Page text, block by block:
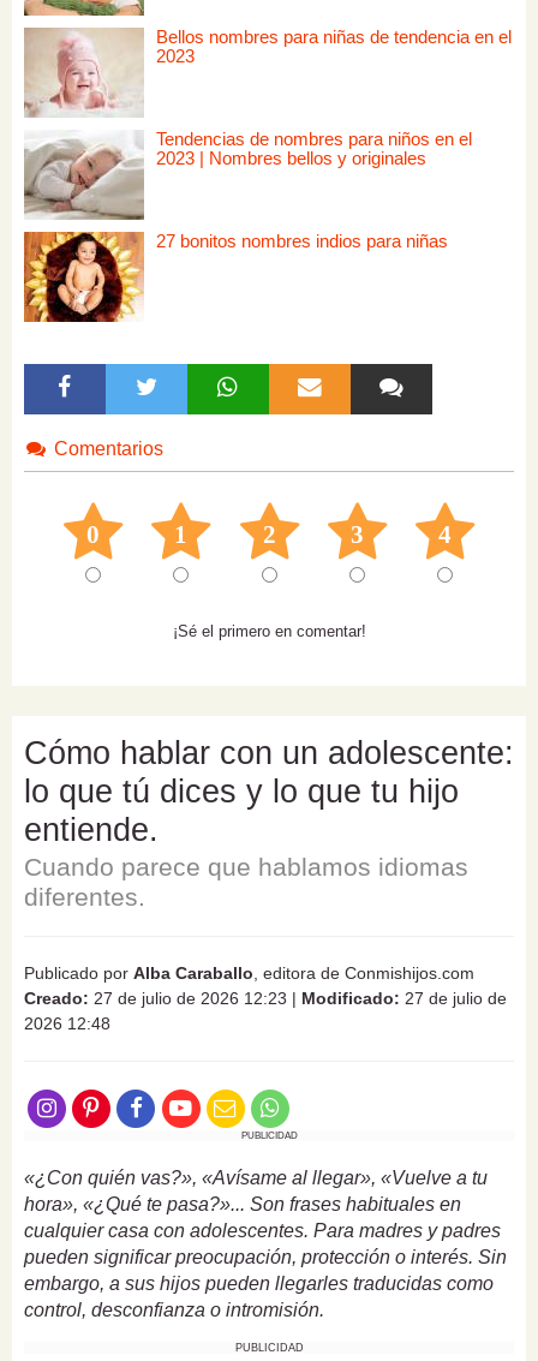
Bellos nombres para niñas de tendencia en el
2023
Tendencias de nombres para niños en el
2023 | Nombres bellos y originales
27 bonitos nombres indios para niñas
Comentarios
0 1 2 3 4
¡Sé el primero en comentar!
Cómo hablar con un adolescente:
lo que tú dices y lo que tu hijo
entiende.
Cuando parece que hablamos idiomas
diferentes.
Publicado por Alba Caraballo , editora de Conmishijos.com
Creado: 27 de julio de 2026 12:23 | Modificado: 27 de julio de
2026 12:48
PUBLICIDAD
«¿Con quién vas?», «Avísame al llegar», «Vuelve a tu
hora», «¿Qué te pasa?»... Son frases habituales en
cualquier casa con adolescentes. Para madres y padres
pueden significar preocupación, protección o interés. Sin
embargo, a sus hijos pueden llegarles traducidas como
control, desconfianza o intromisión.
PUBLICIDAD